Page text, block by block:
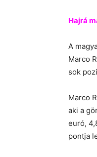
Hajrá
A
Marco
sok
Marco
aki a
euró,
pontja